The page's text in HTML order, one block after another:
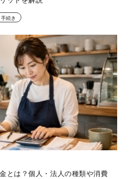
続き
とは？個人・法人の種類や消費